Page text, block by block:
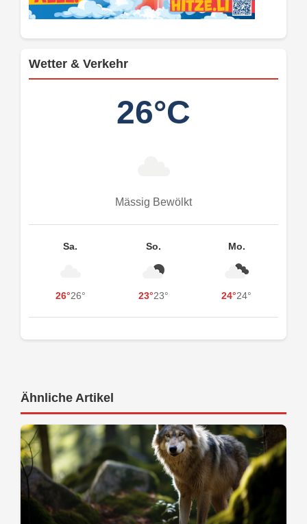
Wetter & Verkehr
26°C
Mässig Bewölkt
Sa.
26°26°
So.
23°23°
Mo.
24°24°
Ähnliche Artikel